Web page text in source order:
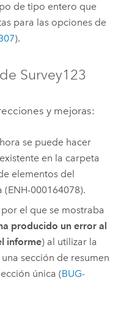
de tipo entero que
para las opciones de
).
Survey123
y mejoras:
se puede hacer
en la carpeta
elementos del
000164078).
el que se mostraba
producido un error al
informe) al utilizar la
una sección de resumen
única (BUG-